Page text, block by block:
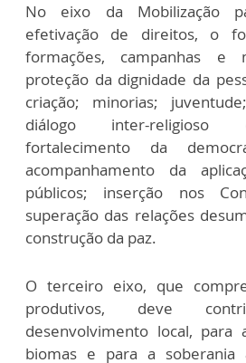
No eixo da Mobilização
efetivação de direitos, o
formações, campanhas e
proteção da dignidade da
criação; minorias;
diálogo inter-religioso
fortalecimento da
acompanhamento da
públicos; inserção nos
superação das relações
construção da paz.
O terceiro eixo, que
produtivos, deve
desenvolvimento local, para
biomas e para a soberania